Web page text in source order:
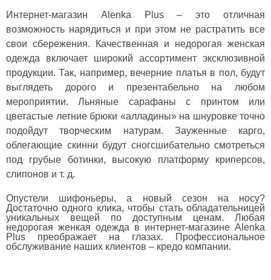
Интернет-магазин Alenka Plus – это отличная
возможность нарядиться и при этом не растратить все
свои сбережения. Качественная и недорогая женская
одежда включает широкий ассортимент эксклюзивной
продукции. Так, например, вечерние платья в пол, будут
выглядеть дорого и презентабельно на любом
мероприятии. Льняные сарафаны с принтом или
цветастые летние брюки «алладины» на шнуровке точно
подойдут творческим натурам. Зауженные карго,
облегающие скинни будут сногсшибательно смотреться
под грубые ботинки, высокую платформу криперсов,
слипонов и т. д.
Опустели шифоньеры, а новый сезон на носу?
Достаточно одного клика, чтобы стать обладательницей
уникальных вещей по доступным ценам. Любая
недорогая женкая одежда в интернет-магазине Alenka
Plus преображает на глазах. Профессиональное
обслуживание наших клиентов – кредо компании.